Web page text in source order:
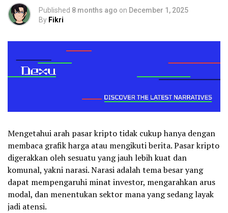
Published 8 months ago on December 1, 2025
By Fikri
Mengetahui arah pasar kripto tidak cukup hanya dengan
membaca grafik harga atau mengikuti berita. Pasar kripto
digerakkan oleh sesuatu yang jauh lebih kuat dan
komunal, yakni narasi. Narasi adalah tema besar yang
dapat mempengaruhi minat investor, mengarahkan arus
modal, dan menentukan sektor mana yang sedang layak
jadi atensi.